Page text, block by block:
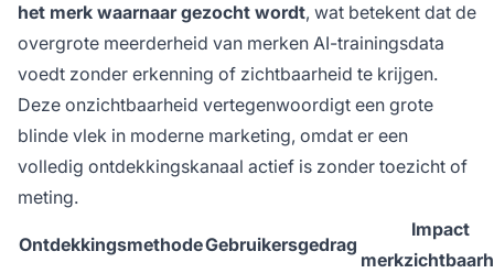
het merk waarnaar gezocht wordt, wat betekent dat de
overgrote meerderheid van merken AI-trainingsdata
voedt zonder erkenning of zichtbaarheid te krijgen.
Deze onzichtbaarheid vertegenwoordigt een grote
blinde vlek in moderne marketing, omdat er een
volledig ontdekkingskanaal actief is zonder toezicht of
meting.
OntdekkingsmethodeGebruikersgedrag
Impact